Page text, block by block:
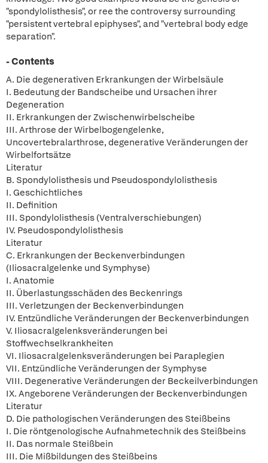
"spondylolisthesis", or ree the controversy surrounding
"persistent vertebral epiphyses", and "vertebral body edge
separation".
- Contents
A. Die degenerativen Erkrankungen der Wirbelsäule
I. Bedeutung der Bandscheibe und Ursachen ihrer
Degeneration
II. Erkrankungen der Zwischenwirbelscheibe
III. Arthrose der Wirbelbogengelenke,
Uncovertebralarthrose, degenerative Veränderungen der
Wirbelfortsätze
Literatur
B. Spondylolisthesis und Pseudospondylolisthesis
I. Geschichtliches
II. Definition
III. Spondylolisthesis (Ventralverschiebungen)
IV. Pseudospondylolisthesis
Literatur
C. Erkrankungen der Beckenverbindungen
(Iliosacralgelenke und Symphyse)
I. Anatomie
II. Überlastungsschäden des Beckenrings
III. Verletzungen der Beckenverbindungen
IV. Entzündliche Veränderungen der Beckenverbindungen
V. Iliosacralgelenksveränderungen bei
Stoffwechselkrankheiten
VI. Iliosacralgelenksveränderungen bei Paraplegien
VII. Entzündliche Veränderungen der Symphyse
VIII. Degenerative Veränderungen der Beckeilverbindungen
IX. Angeborene Veränderungen der Beckenverbindungen
Literatur
D. Die pathologischen Veränderungen des Steißbeins
I. Die röntgenologische Aufnahmetechnik des Steißbeins
II. Das normale Steißbein
III. Die Mißbildungen des Steißbeins